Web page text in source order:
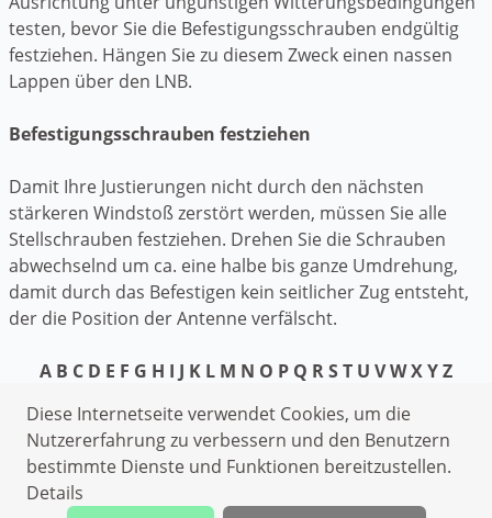
testen, bevor Sie die Befestigungsschrauben endgültig
festziehen. Hängen Sie zu diesem Zweck einen nassen
Lappen über den LNB.
Befestigungsschrauben festziehen
Damit Ihre Justierungen nicht durch den nächsten
stärkeren Windstoß zerstört werden, müssen Sie alle
Stellschrauben festziehen. Drehen Sie die Schrauben
abwechselnd um ca. eine halbe bis ganze Umdrehung,
damit durch das Befestigen kein seitlicher Zug entsteht,
der die Position der Antenne verfälscht.
A B C D E F G H I J K L M N O P Q RST U VWXYZ
Datenschutzerklärung
Impressum
Schlüsseldienst Unterleinleiter
Rohrreinigung Unterleinleiter
Diese Internetseite verwendet Cookies, um die
Nutzererfahrung zu verbessern und den Benutzern
bestimmte Dienste und Funktionen bereitzustellen.
Details